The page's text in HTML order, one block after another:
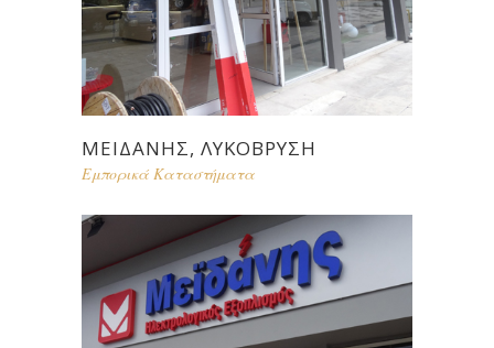
ΜΕΙΔΆΝΗΣ, ΛΥΚΟΒΡΥΣΗ
Εμπορικά Καταστήματα